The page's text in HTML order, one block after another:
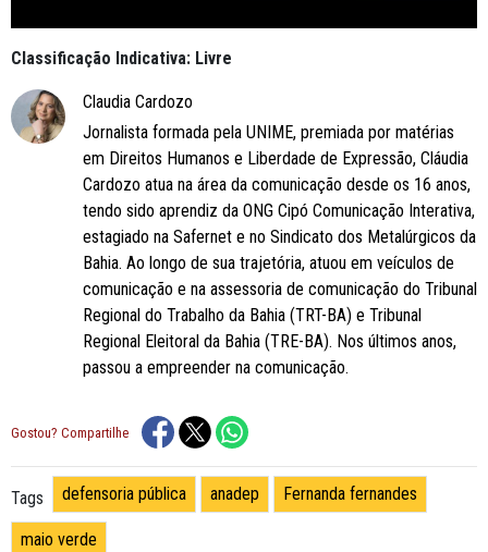
Classificação Indicativa: Livre
Claudia Cardozo
Jornalista formada pela UNIME, premiada por matérias
em Direitos Humanos e Liberdade de Expressão, Cláudia
Cardozo atua na área da comunicação desde os 16 anos,
tendo sido aprendiz da ONG Cipó Comunicação Interativa,
estagiado na Safernet e no Sindicato dos Metalúrgicos da
Bahia. Ao longo de sua trajetória, atuou em veículos de
comunicação e na assessoria de comunicação do Tribunal
Regional do Trabalho da Bahia (TRT-BA) e Tribunal
Regional Eleitoral da Bahia (TRE-BA). Nos últimos anos,
passou a empreender na comunicação.
Gostou? Compartilhe
Tags defensoria pública anadep Fernanda fernandes
maio verde